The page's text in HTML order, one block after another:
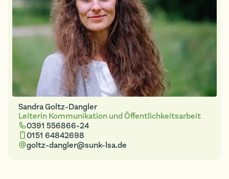
Sandra Goltz-Dangler
Leiterin Kommunikation und Öffentlichkeitsarbeit
0391 556866-24
0151 64842698
goltz-dangler@sunk-lsa.de